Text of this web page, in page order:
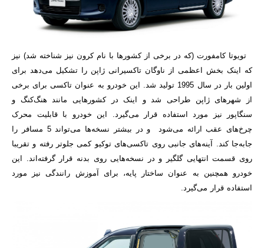
تویوتا کامفورت (که در برخی از کشورها با نام کرون نیز شناخته شد) نیز
که اینک بخش اعظمی از ناوگان تاکسیرانی ژاپن را تشکیل می‌دهد برای
اولین بار در سال 1995 تولید شد. این خودرو به عنوان تاکسی برای برخی
از شهرهای ژاپن طراحی شد و اینک در کشورهایی مانند هنگ‌کنگ و
سنگاپور نیز مورد استفاده قرار می‌گیرد. این خودرو با قابلیت محرک
چرخ‌های عقب ارائه می‌شود و در بیشتر نسخه‌ها می‌تواند 5 مسافر را
جابه‌جا کند. آینه‌های جانبی روی تاکسی‌های توکیو کمی جلوتر رفته و تقریبا
روی قسمت انتهایی گلگیر و در نسخه‌هایی روی بدنه قرار گرفته‌اند. این
خودرو همچنین به عنوان ساختار پایه، برای آموزش رانندگی نیز مورد
استفاده قرار می‌گیرد.